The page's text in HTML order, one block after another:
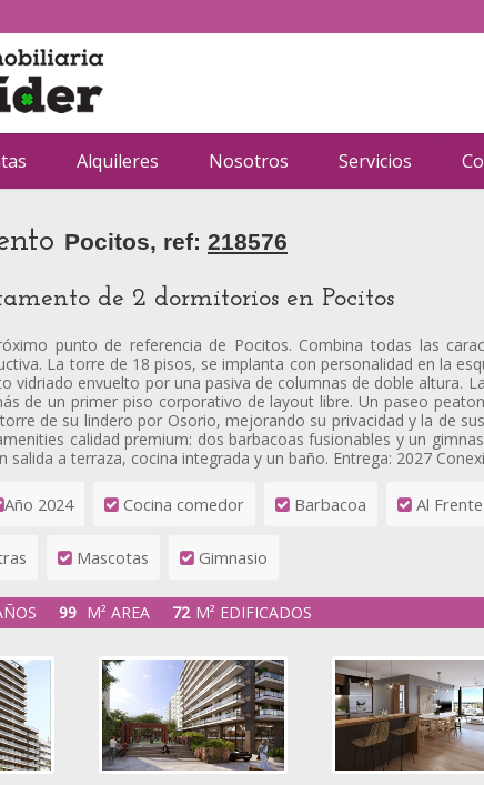
Alquileres Nosotros Servicios
Pocitos, ref: 218576
de 2 dormitorios en Pocitos
punto de referencia de Pocitos. Combina todas las
La torre de 18 pisos, se implanta con personalidad en la
vidriado envuelto por una pasiva de columnas de doble altura.
de un primer piso corporativo de layout libre. Un paseo
de su lindero por Osorio, mejorando su privacidad y la de
calidad premium: dos barbacoas fusionables y un
salida a terraza, cocina integrada y un baño. Entrega: 2027
Año 2024 Cocina comedor Barbacoa Al Frente
Mascotas Gimnasio
99 M² AREA 72 M² EDIFICADOS